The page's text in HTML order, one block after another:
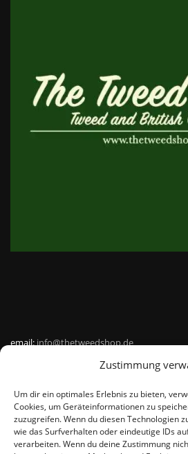
Zustimmung
Um dir ein optimales Erlebnis zu bieten,
Cookies, um Geräteinformationen zu
zuzugreifen. Wenn du diesen Technologien
wie das Surfverhalten oder eindeutige IDs
verarbeiten. Wenn du deine Zustimmung
email:info@thetweedshop.de
Kvk Nummer: 88959732
MWSnr: NL864836247B01